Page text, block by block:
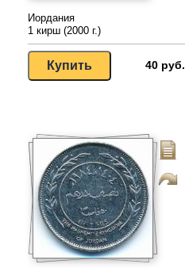
Иордания
1 кирш (2000 г.)
40 руб.